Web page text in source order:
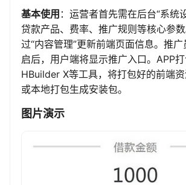
基本使用 ：运营者首先需在后台“系统
贷款产品、费率、推广规则等核心参
过“内容管理”更新前端页面信息。推
启后，用户端将显示推广入口。APP
HBuilder X等工具，将打包好的前端
或本地打包生成安装包。
图片演示